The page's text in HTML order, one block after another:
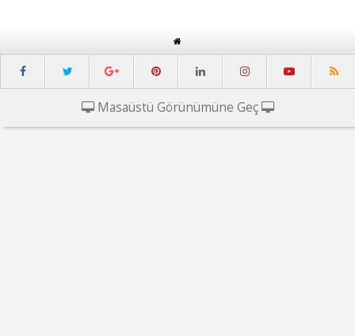
Masaüstü Görünümüne Geç